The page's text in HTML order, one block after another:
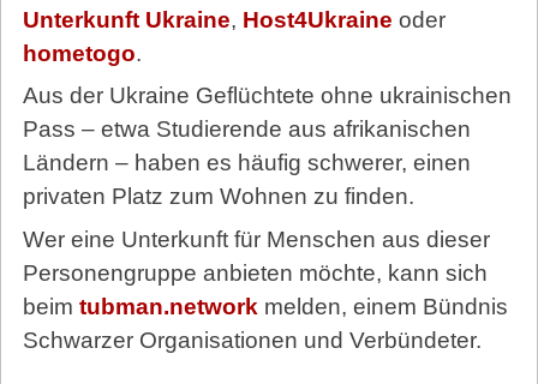
Unterkunft Ukraine, Host4Ukraine oder
hometogo.
Aus der Ukraine Geflüchtete ohne ukrainischen
Pass – etwa Studierende aus afrikanischen
Ländern – haben es häufig schwerer, einen
privaten Platz zum Wohnen zu finden.
Wer eine Unterkunft für Menschen aus dieser
Personengruppe anbieten möchte, kann sich
beim tubman.network melden, einem Bündnis
Schwarzer Organisationen und Verbündeter.